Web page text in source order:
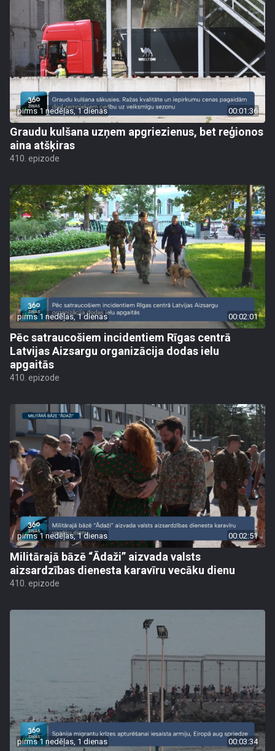
pirms 1 nedēļas, 1 dienas 00:01:36
Graudu kulšana uzņem apgriezienus, bet reģionos
aina atšķiras
410. epizode
pirms 1 nedēļas, 1 dienas 00:02:01
Pēc satraucošiem incidentiem Rīgas centrā
Latvijas Aizsargu organizācija dodas ielu
apgaitās
410. epizode
pirms 1 nedēļas, 1 dienas 00:02:51
Militārajā bāzē “Ādaži” aizvada valsts
aizsardzības dienesta karavīru vecāku dienu
410. epizode
pirms 1 nedēļas, 1 dienas 00:03:34